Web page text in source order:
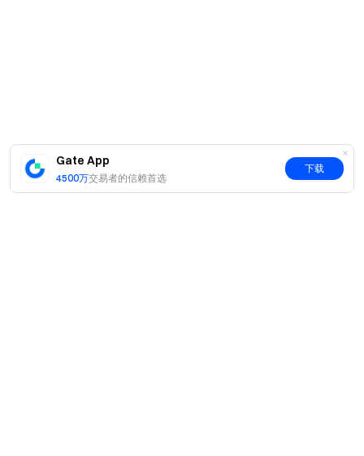
Gate App
4500万交易者的信赖首选
下载